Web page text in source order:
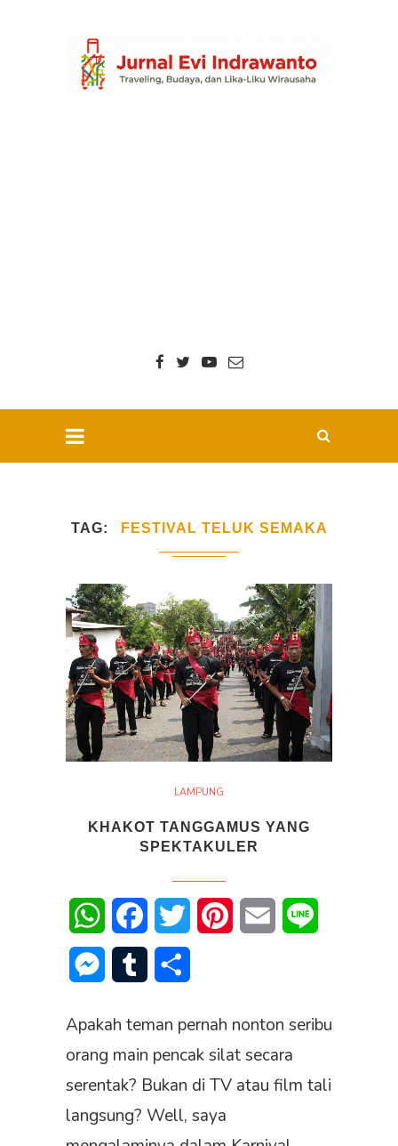
TAG FESTIVAL TELUK SEMAKA
LAMPUNG
KHAKOT TANGGAMUS YANG
SPEKTAKULER
WhatsAppFacebookTwitter PinterestEmail
Messenger
Tumblr
Apakah teman pernah nonton seribu
orang main pencak silat secara
serentak? Bukan di TV atau film tali
langsung? Well, saya